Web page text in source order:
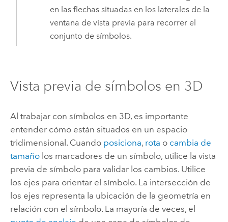
en las flechas situadas en los laterales de la
ventana de vista previa para recorrer el
conjunto de símbolos.
Vista previa de símbolos en 3D
Al trabajar con símbolos en 3D, es importante
entender cómo están situados en un espacio
tridimensional. Cuando posiciona, rota o cambia de
tamañolos marcadores de un símbolo, utilice la vista
previa de símbolo para validar los cambios. Utilice
los ejes para orientar el símbolo. La intersección de
los ejes representa la ubicación de la geometría en
relación con el símbolo. La mayoría de veces, el